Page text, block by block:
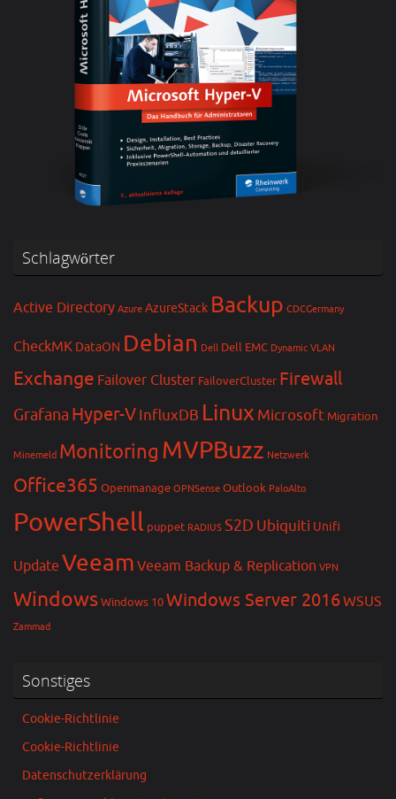
Schlagwörter
Active Directory Azure AzureStack Backup CDCGermany
CheckMK DataON Debian Dell Dell EMC Dynamic VLAN
Exchange Failover Cluster FailoverCluster Firewall
Grafana Hyper-VInfluxDB Linux Microsoft Migration
Minemeld Monitoring MVPBuzz Netzwerk
Office365 Openmanage OPNSense Outlook PaloAlto
PowerShell puppet RADIUS S2D Ubiquiti Unifi
Update Veeam Veeam Backup & Replication VPN
WindowsWindows 10Windows Server 2016WSUS
Zammad
Sonstiges
Cookie-Richtlinie
Cookie-Richtlinie
Datenschutzerklärung